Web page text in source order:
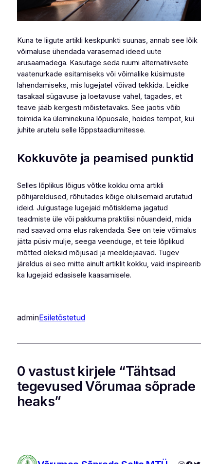
Kuna te liigute artikli keskpunkti suunas, annab see lõik
võimaluse ühendada varasemad ideed uute
arusaamadega. Kasutage seda ruumi alternatiivsete
vaatenurkade esitamiseks või võimalike küsimuste
lahendamiseks, mis lugejatel võivad tekkida. Leidke
tasakaal sügavuse ja loetavuse vahel, tagades, et
teave jääb kergesti mõistetavaks. See jaotis võib
toimida ka üleminekuna lõpuosale, hoides tempot, kui
juhite arutelu selle lõppstaadiumitesse.
Kokkuvõte ja peamised punktid
Selles lõplikus lõigus võtke kokku oma artikli
põhijäreldused, rõhutades kõige olulisemaid arutatud
ideid. Julgustage lugejaid mõtisklema jagatud
teadmiste üle või pakkuma praktilisi nõuandeid, mida
nad saavad oma elus rakendada. See on teie võimalus
jätta püsiv mulje, seega veenduge, et teie lõplikud
mõtted oleksid mõjusad ja meeldejäävad. Tugev
järeldus ei seo mitte ainult artiklit kokku, vaid inspireerib
ka lugejaid edasisele kaasamisele.
adminEsiletõstetud
0 vastust kirjele “Tähtsad
tegevused Võrumaa sõprade
heaks”